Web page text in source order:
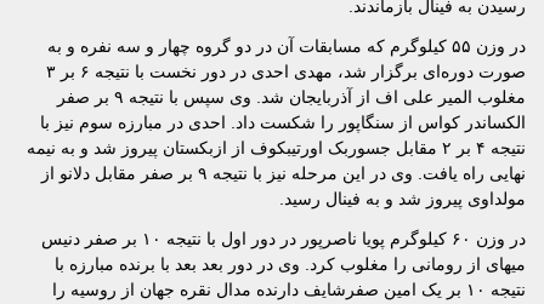
رسیدن به فینال بازماندند.
در وزن ۵۵ کیلوگرم که مسابقات آن در دو گروه چهار و سه نفره و به
صورت دوره‌ای برگزار شد، مهدی احدی در دور نخست با نتیجه ۶ بر ۳
مغلوب المیر علی اف از آذربایجان شد. وی سپس با نتیجه ۹ بر صفر
الکساندر کواس از سنگاپور را شکست داد. احدی در مبارزه سوم نیز با
نتیجه ۴ بر ۲ مقابل جسوربک اورتیبکوف از ازبکستان پیروز شد و به نیمه
نهایی راه یافت. وی در این مرحله نیز با نتیجه ۹ بر صفر مقابل دلانو از
مولداوی پیروز شد و به فینال رسید.
در وزن ۶۰ کیلوگرم پویا ناصرپور در دور اول با نتیجه ۱۰ بر صفر دنیس
میهای از رومانی را مغلوب کرد. وی در دور بعد بعد با برنده مبارزه با
نتیجه ۱۰ بر یک امین صفرشایف دارنده مدال نقره جهان از روسیه را